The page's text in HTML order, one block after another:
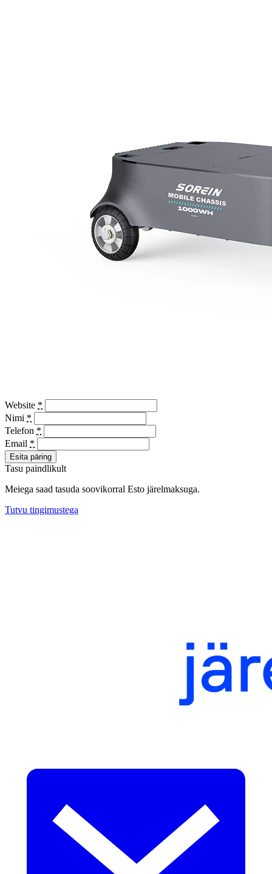
Website *
Nimi *
Telefon *
Email *
Esita päring
Tasu paindlikult
Meiega saad tasuda soovikorral Esto järelmaksuga.
Tutvu tingimustega